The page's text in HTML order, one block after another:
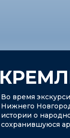
Во время
Нижнего
истории о
сохранившуюся